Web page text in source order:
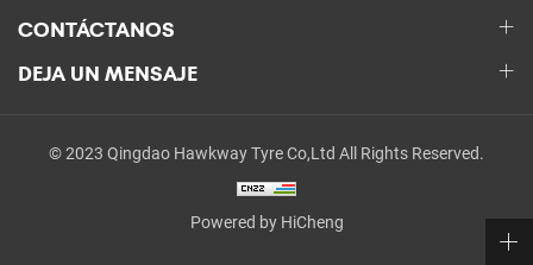
CONTÁCTANOS
DEJA UN MENSAJE
© 2023 Qingdao Hawkway Tyre Co,Ltd All Rights Reserved.
Powered by HiCheng